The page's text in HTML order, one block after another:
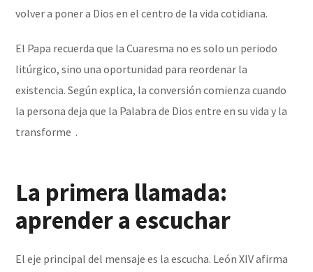
volver a poner a Dios en el centro de la vida cotidiana.
El Papa recuerda que la Cuaresma no es solo un periodo
litúrgico, sino una oportunidad para reordenar la
existencia. Según explica, la conversión comienza cuando
la persona deja que la Palabra de Dios entre en su vida y la
transforme .
La primera llamada:
aprender a escuchar
El eje principal del mensaje es la escucha. León XIV afirma